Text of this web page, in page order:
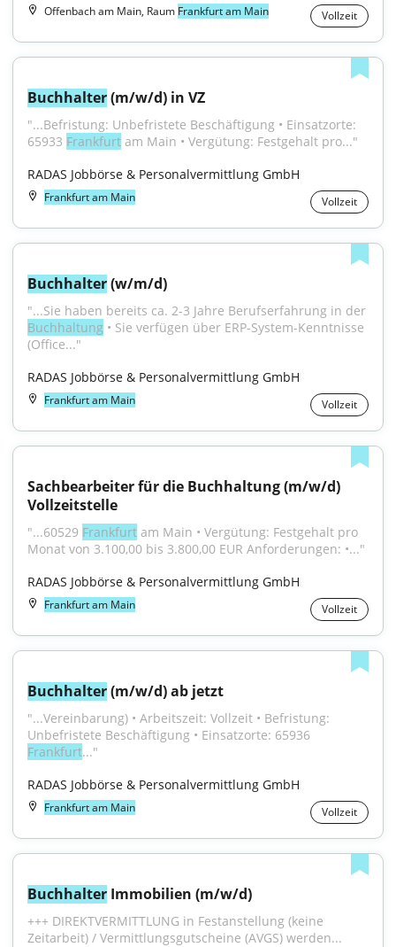
Offenbach am Main, Raum Frankfurt am Main Vollzeit
Buchhalter (m/w/d) in VZ
"...Befristung: Unbefristete Beschäftigung • Einsatzorte:
65933 Frankfurt am Main • Vergütung: Festgehalt pro..."
RADAS Jobbörse & Personalvermittlung GmbH
Frankfurt am Main Vollzeit
Buchhalter (w/m/d)
Buchhaltung • Sie verfügen über ERP-System-Kenntnisse
(Office..."
RADAS Jobbörse & Personalvermittlung GmbH
Frankfurt am Main Vollzeit
Sachbearbeiter für die Buchhaltung (m/w/d)
Vollzeitstelle
"...60529 Frankfurt am Main • Vergütung: Festgehalt pro
Monat von 3.100,00 bis 3.800,00 EUR Anforderungen: •..."
RADAS Jobbörse & Personalvermittlung GmbH
Frankfurt am Main Vollzeit
Buchhalter (m/w/d) ab jetzt
"...Vereinbarung) • Arbeitszeit: Vollzeit • Befristung:
Frankfurt..."
RADAS Jobbörse & Personalvermittlung GmbH
Frankfurt am Main Vollzeit
Buchhalter Immobilien (m/w/d)
+++ DIREKTVERMITTLUNG in Festanstellung (keine
Zeitarbeit) / Vermittlungsgutscheine (AVGS) werden...